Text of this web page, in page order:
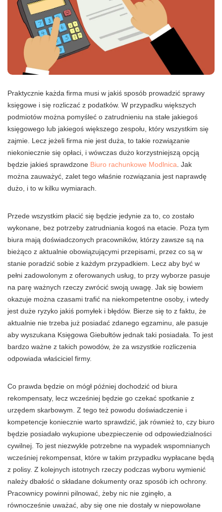
Praktycznie każda firma musi w jakiś sposób prowadzić sprawy
księgowe i się rozliczać z podatków. W przypadku większych
podmiotów można pomyśleć o zatrudnieniu na stałe jakiegoś
księgowego lub jakiegoś większego zespołu, który wszystkim się
zajmie. Lecz jeżeli firma nie jest duża, to takie rozwiązanie
niekoniecznie się opłaci, i wówczas dużo korzystniejszą opcją
będzie jakieś sprawdzone Biuro rachunkowe Modlnica . Jak
można zauważyć, zalet tego właśnie rozwiązania jest naprawdę
dużo, i to w kilku wymiarach.
Przede wszystkim płacić się będzie jedynie za to, co zostało
wykonane, bez potrzeby zatrudniania kogoś na etacie. Poza tym
biura mają doświadczonych pracowników, którzy zawsze są na
bieżąco z aktualnie obowiązującymi przepisami, przez co są w
stanie poradzić sobie z każdym przypadkiem. Lecz aby być w
pełni zadowolonym z oferowanych usług, to przy wyborze pasuje
na parę ważnych rzeczy zwrócić swoją uwagę. Jak się bowiem
okazuje można czasami trafić na niekompetentne osoby, i wtedy
jest duże ryzyko jakiś pomyłek i błędów. Bierze się to z faktu, że
aktualnie nie trzeba już posiadać zdanego egzaminu, ale pasuje
aby wyszukana Księgowa Giebułtów jednak taki posiadała. To jest
bardzo ważne z takich powodów, że za wszystkie rozliczenia
odpowiada właściciel firmy.
Co prawda będzie on mógł później dochodzić od biura
rekompensaty, lecz wcześniej będzie go czekać spotkanie z
urzędem skarbowym. Z tego też powodu doświadczenie i
kompetencje koniecznie warto sprawdzić, jak również to, czy biuro
będzie posiadało wykupione ubezpieczenie od odpowiedzialności
cywilnej. To jest niezwykle potrzebne na wypadek wspomnianych
wcześniej rekompensat, które w takim przypadku wypłacane będą
z polisy. Z kolejnych istotnych rzeczy podczas wyboru wymienić
należy dbałość o składane dokumenty oraz sposób ich ochrony.
Pracownicy powinni pilnować, żeby nic nie zginęło, a
równocześnie uważać, aby się one nie dostały w niepowołane